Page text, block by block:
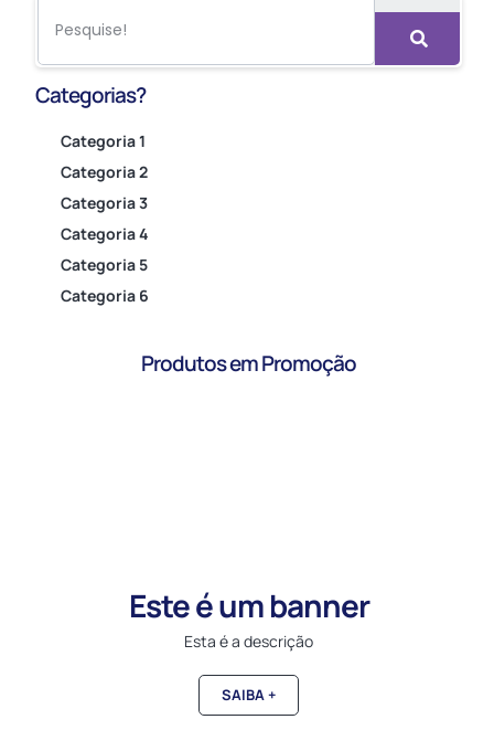
Categorias?
Categoria 1
Categoria 2
Categoria 3
Categoria 4
Categoria 5
Categoria 6
Produtos em Promoção
Este é um banner
Esta é a descrição
SAIBA +